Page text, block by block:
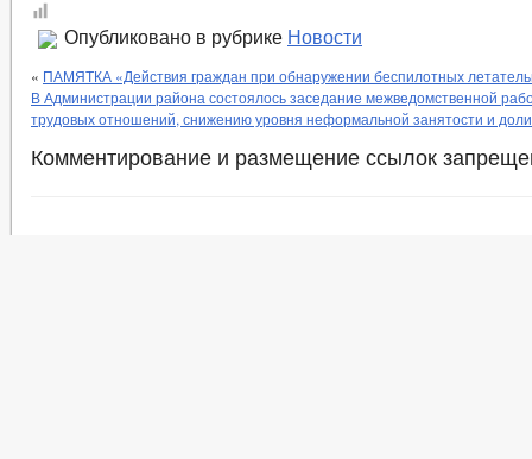
Опубликовано в рубрике Новости
« ПАМЯТКА «Действия граждан при обнаружении беспилотных
В Администрации района состоялось заседание межведомственной
трудовых отношений, снижению уровня неформальной занятости и
Комментирование и размещение ссылок